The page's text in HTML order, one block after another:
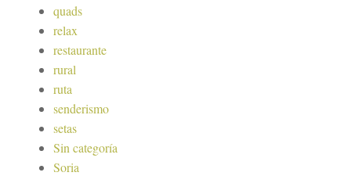
quads
relax
restaurante
rural
ruta
senderismo
setas
Sin categoría
Soria